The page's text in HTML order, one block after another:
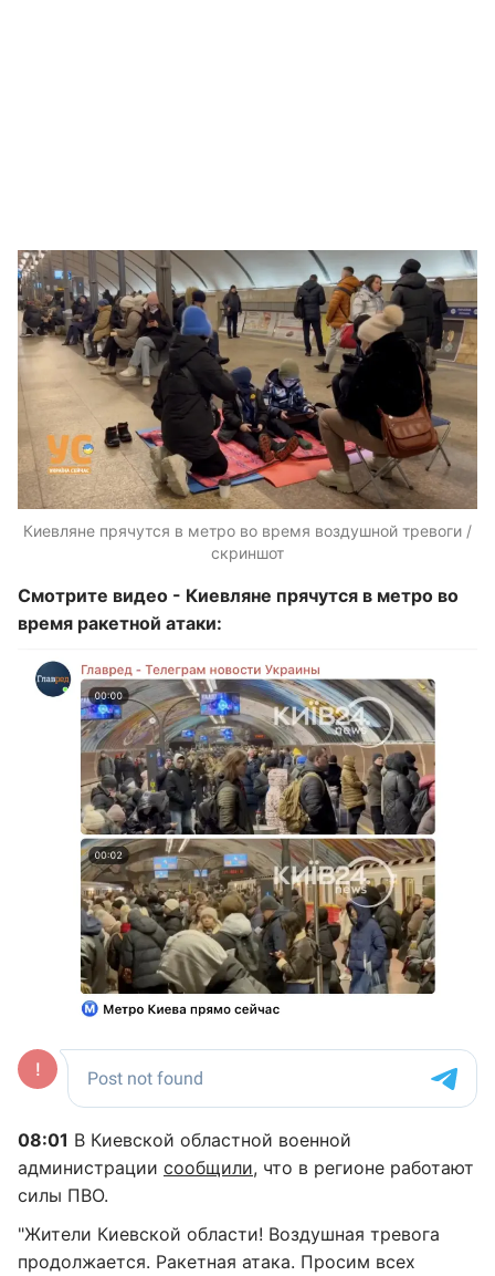
Киевляне прячутся в метро во время воздушной тревоги /
скриншот
Смотрите видео - Киевляне прячутся в метро во
время ракетной атаки:
08:01 В Киевской областной военной
администрации сообщили, что в регионе работают
силы ПВО.
"Жители Киевской области! Воздушная тревога
продолжается. Ракетная атака. Просим всех